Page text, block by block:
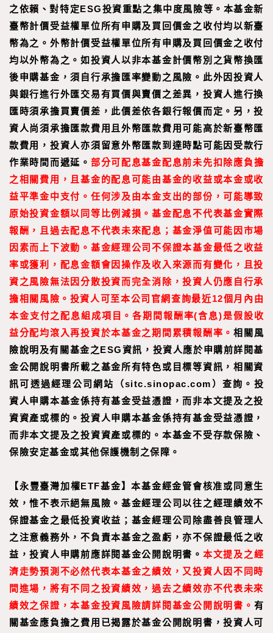
之依賴、對特定ESG投資重點之集中度風險等。本基金新
臺幣計價受益權單位所有申購及買回價金之收付均以新臺
幣為之。外幣計價受益權單位所有申購及買回價金之收付
均以外幣為之。如投資人以非本基金計價幣別之貨幣換匯
後申購基金，須自行承擔匯率變動之風險。此外因投資人
與銀行進行外匯交易有買價與賣價之差異，投資人進行換
匯時須承擔買賣價差，此價差依各銀行報價而定。另，投
資人尚須承擔匯款費用且外幣匯款費用可能高於新臺幣匯
款費用，投資人亦須留意外幣匯款到達時點可能因受款行
作業時間而遞延。 部分可配息基金配息前未先扣除應負擔
之相關費用，且基金的配息可能由基金的收益或本金或收
益平準金中支付。任何涉及由本金支出的部份，可能導致
原始投資金額以同等比例減損。基金配息不代表基金實際
報酬，且過去配息不代表未來配息；基金淨值可能因市場
因素而上下波動。基金經理公司不保證本基金最低之收益
率或獲利，配息金額會因操作及收入來源而有變化，且投
資之風險無法因分散投資而完全消除，投資人仍應自行承
擔相關風險。投資人可至本公司官網查詢最近12個月內由
本金支付之配息組成項目。各期間報酬率(含息)是假設收
益分配均滾入再投資於本基金之期間累積報酬率。相關風
險說明及有關基金之ESG資訊，投資人應於申購前詳閱基
金公開說明書所載之基金所有特色或目標等資訊，相關資
訊可透過經理公司網站（sitc.sinopac.com）查詢。 投
資人申購本基金係持有基金受益憑證，而非本文提及之投
資資產或標的。投資人申購本基金係持有基金受益憑證，
而非本文提及之投資資產或標的。本基金不受存款保險、
保險安定基金或其他保護機制之保障。
【永豐臺灣加權ETF基金】本基金經金管會核准或同意生
效，惟不表示絕無風險。基金經理公司以往之經理績效不
保證基金之最低投資收益；基金經理公司除盡善良管理人
之注意義務外，不負責本基金之盈虧，亦不保證最低之收
益，投資人申購前應詳閱基金公開說明書。 本文提及之經
濟走勢預測不必然代表本基金之績效，又投資人因不同時
間進場，將有不同之投資績效，過去之績效亦不代表未來
績效之保證，本基金投資風險請詳閱基金公開說明書。 有
關基金應負擔之費用已揭露於基金公開說明書，投資人可